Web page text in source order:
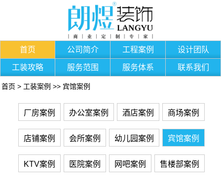
首页 公司简介 工程案例 设计团队
工装攻略 服务范围 服务体系 联系我们
首页 > 工装案例 >> 宾馆案例
厂房案例 办公室案例 酒店案例 商场案例
店铺案例 会所案例 幼儿园案例 宾馆案例
KTV案例 医院案例 网吧案例 售楼部案例